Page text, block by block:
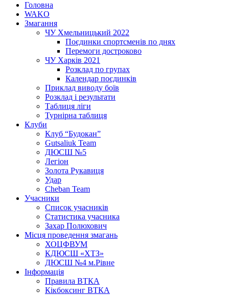
Головна
WAKO
Змагання
ЧУ Хмельницький 2022
Поєдинки спортсменів по днях
Перемоги достроково
ЧУ Харків 2021
Розклад по групах
Календар поєдинків
Приклад виводу боїв
Розклад і результати
Таблиця ліги
Турнірна таблиця
Клуби
Клуб “Будокан”
Gutsaliuk Team
ДЮСШ №5
Легіон
Золота Рукавиця
Удар
Cheban Team
Учасники
Список учасників
Статистика учасника
Захар Полюхович
Місця проведення змагань
ХОЦФВУМ
КДЮСШ «ХТЗ»
ДЮСШ №4 м.Рівне
Інформація
Правила ВТКА
Кікбоксинг ВТКА